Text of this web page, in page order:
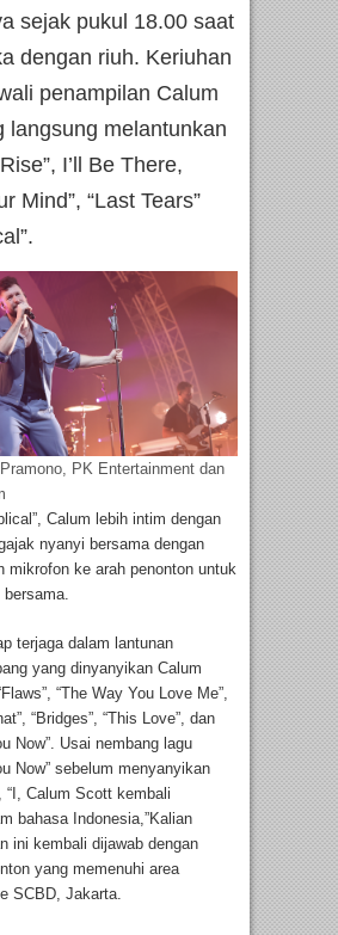
sejak pukul 18.00 saat
dengan riuh. Keriuhan
penampilan Calum
langsung melantunkan
I’ll Be There,
Mind”, “Last Tears”
PK Entertainment dan
Calum lebih intim dengan
nyanyi bersama dengan
mikrofon ke arah penonton untuk
terjaga dalam lantunan
yang dinyanyikan Calum
“The Way You Love Me”,
“Bridges”, “This Love”, dan
Now”. Usai nembang lagu
Now” sebelum menyanyikan
“I, Calum Scott kembali
bahasa Indonesia,”Kalian
ini kembali dijawab dengan
yang memenuhi area
SCBD, Jakarta.